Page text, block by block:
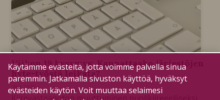
Viikon 19 kysymys: Kannattaako järjestöjen
hyte-työstä leikata?
29.4.2026
Käytämme evästeitä, jotta voimme palvella sinua
paremmin. Jatkamalla sivuston käyttöä, hyväksyt
evästeiden käytön. Voit muuttaa selaimesi